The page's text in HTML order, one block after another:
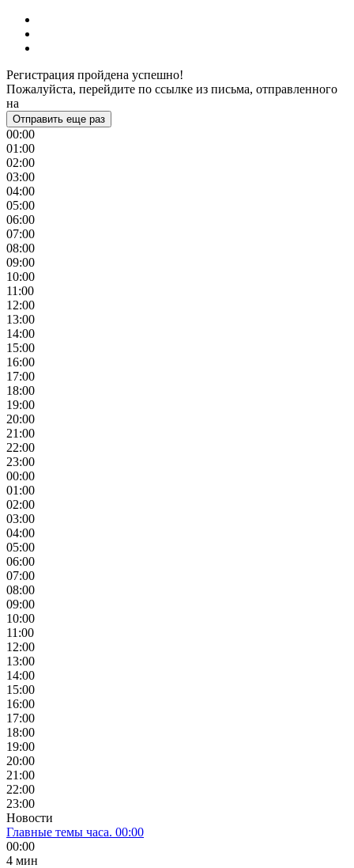
Регистрация пройдена успешно!
Пожалуйста, перейдите по ссылке из письма, отправленного
на
Отправить еще раз
00:00
01:00
02:00
03:00
04:00
05:00
06:00
07:00
08:00
09:00
10:00
11:00
12:00
13:00
14:00
15:00
16:00
17:00
18:00
19:00
20:00
21:00
22:00
23:00
00:00
01:00
02:00
03:00
04:00
05:00
06:00
07:00
08:00
09:00
10:00
11:00
12:00
13:00
14:00
15:00
16:00
17:00
18:00
19:00
20:00
21:00
22:00
23:00
Новости
Главные темы часа. 00:00
00:00
4 мин